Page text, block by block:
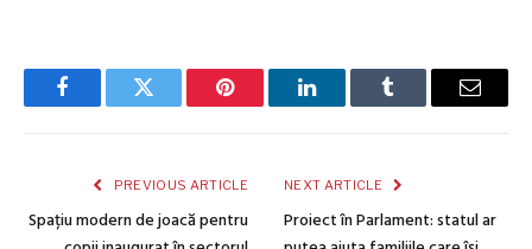
FacebookTwitter Pinterest LinkedInTumblr Email
PREVIOUS ARTICLE
Spațiu modern de joacă pentru
NEXT ARTICLE
Proiect în Parlament: statul ar